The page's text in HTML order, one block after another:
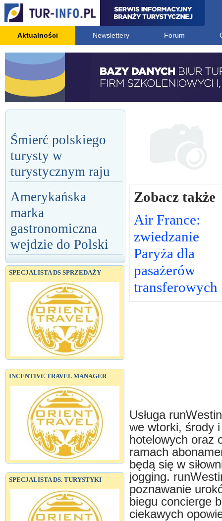
Aktualności Newslettery Forum
Śmierć polskiego
turysty w
turystycznym raju
Amerykańska
marka
gastronomiczna
wejdzie do Polski
SPECJALISTA DS SPRZEDAŻY
INCENTIVE TRAVEL MANAGER
SPECJALISTA DS. TURYSTYKI
Zobacz także
Air France:
zwiedzanie
Paryża dla
pasażerów
transferowych
Usługa
we wtorki, środy
hotelowych oraz
ramach
będą się w
jogging.
poznawanie
biegu concierge
ciekawych